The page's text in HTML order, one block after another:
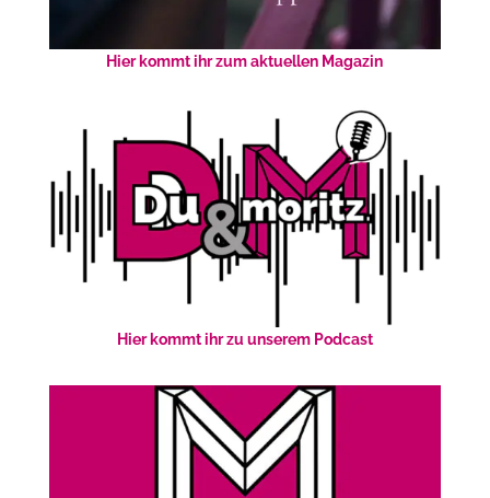
Hier kommt ihr zum aktuellen Magazin
Hier kommt ihr zu unserem Podcast